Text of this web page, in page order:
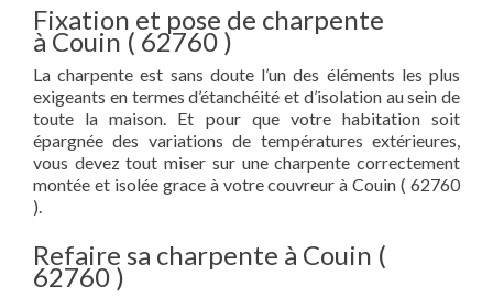
Fixation et pose de charpente
à Couin ( 62760 )
La charpente est sans doute l’un des éléments les plus
exigeants en termes d’étanchéité et d’isolation au sein de
toute la maison. Et pour que votre habitation soit
épargnée des variations de températures extérieures,
vous devez tout miser sur une charpente correctement
montée et isolée grace à votre couvreur à Couin ( 62760
).
Refaire sa charpente à Couin (
62760 )